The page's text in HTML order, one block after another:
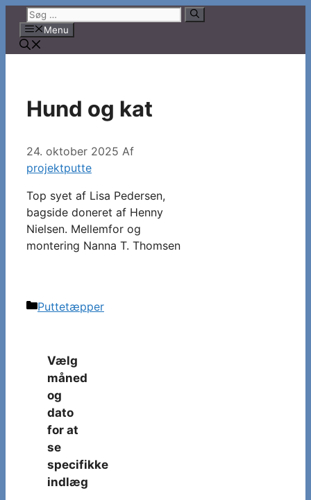
indhold
Søg
efter:Menu
Hund og kat
24. oktober 2025 Af
projektputte
Top syet af Lisa Pedersen,
bagside doneret af Henny
Nielsen. Mellemfor og
montering Nanna T. Thomsen
Kategorier
Puttetæpper
Vælg
måned
og
dato
for at
se
specifikke
indlæg